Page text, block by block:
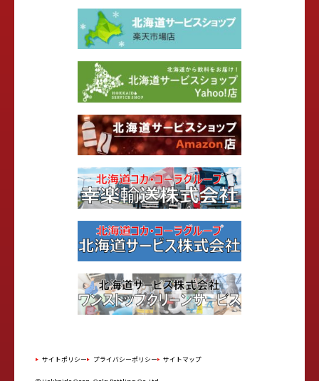
サイトポリシー プライバシーポリシー サイトマップ